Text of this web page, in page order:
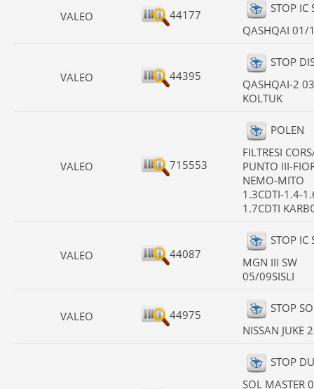
VALEO 44177
STOP IC
QASHQAI 01/
VALEO 44395
STOP
QASHQAI-2
KOLTUK
VALEO 715553
POLEN
FILTRESI
PUNTO III-
NEMO-MITO
1.3CDTI-1.4-
1.7CDTI
VALEO 44087
STOP IC
MGN III SW
05/09SISLI
VALEO 44975
STOP
NISSAN JUKE
STOP
SOL MASTER